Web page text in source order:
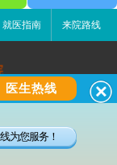
就医指南 来院路线
医生热线
为您服务！